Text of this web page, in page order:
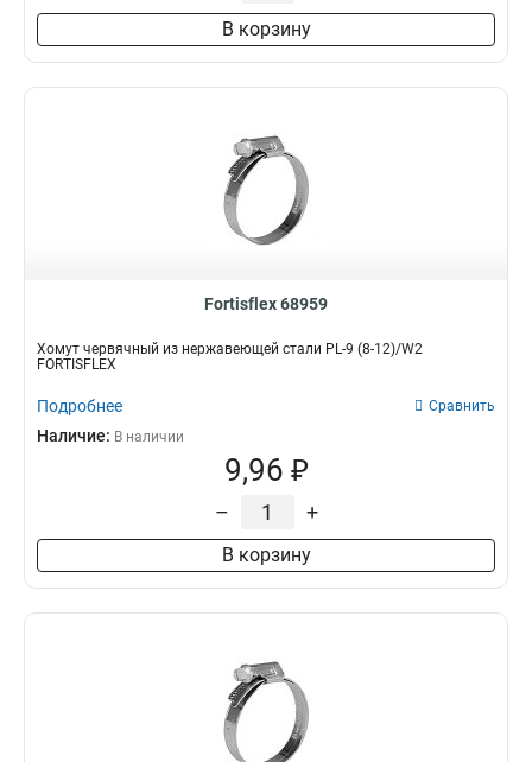
В корзину
Fortisflex 68959
Хомут червячный из нержавеющей стали PL-9 (8-12)/W2
FORTISFLEX
Подробнее Сравнить
Наличие: В наличии
9,96 ₽
– +
В корзину